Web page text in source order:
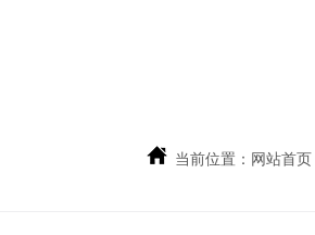
当前位置： 网站首页